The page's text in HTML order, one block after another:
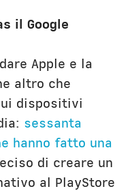
il Google
Apple e la
altro che
dispositivi
sessanta
hanno fatto una
new window)
di creare un
al PlayStore